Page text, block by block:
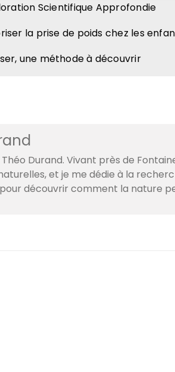
Scientifique Approfondie
la prise de poids chez les
une méthode à découvrir
Durand. Vivant près de
et je me dédie à la
découvrir comment la nature